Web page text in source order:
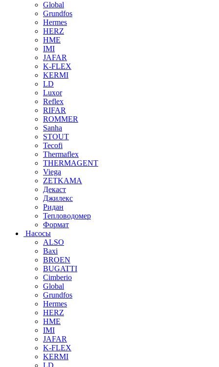
Global
Grundfos
Hermes
HERZ
HME
IMI
JAFAR
K-FLEX
KERMI
LD
Luxor
Reflex
RIFAR
ROMMER
Sanha
STOUT
Tecofi
Thermaflex
THERMAGENT
Viega
ZETKAMA
Декаст
Джилекс
Ридан
Тепловодомер
Формат
Насосы
ALSO
Baxi
BROEN
BUGATTI
Cimberio
Global
Grundfos
Hermes
HERZ
HME
IMI
JAFAR
K-FLEX
KERMI
LD